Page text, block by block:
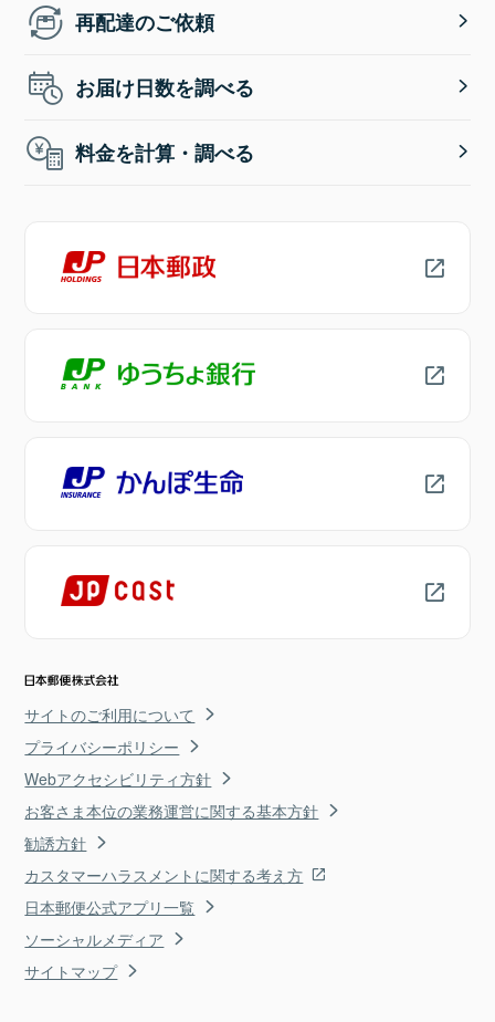
再配達のご依頼
お届け日数を調べる
料金を計算・調べる
サイトのご利用について
プライバシーポリシー
Webアクセシビリティ方針
お客さま本位の業務運営に関する基本方針
勧誘方針
カスタマーハラスメントに関する考え方
日本郵便公式アプリ一覧
ソーシャルメディア
サイトマップ